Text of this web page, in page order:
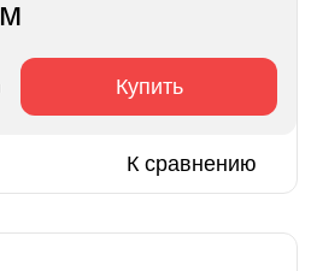
Купить
К сравнению